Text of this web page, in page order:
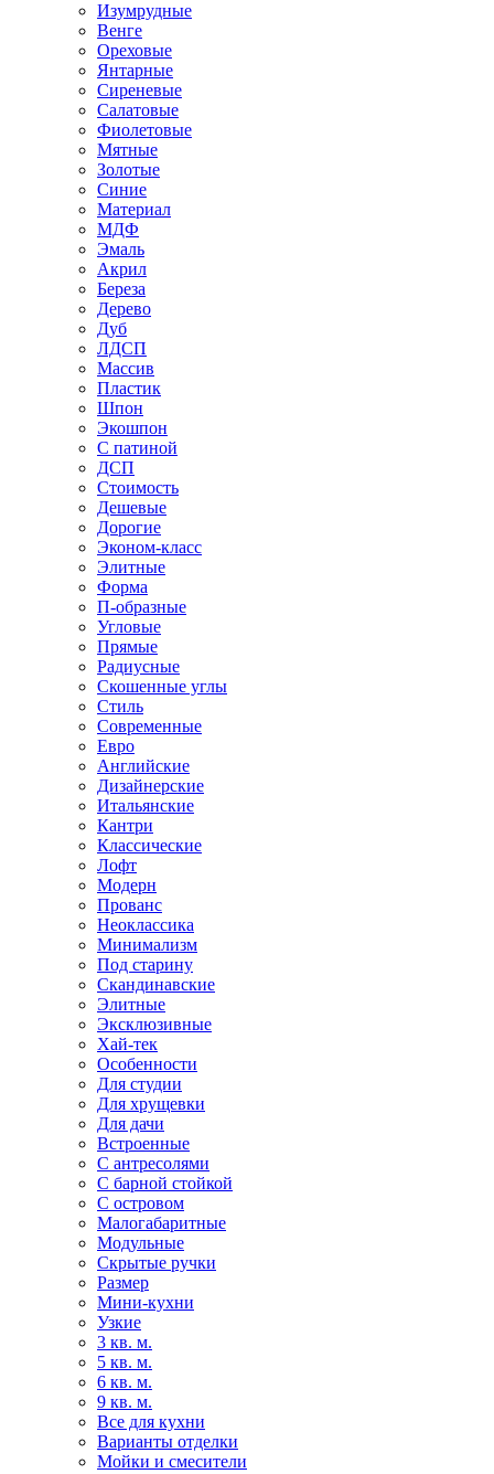
Изумрудные
Венге
Ореховые
Янтарные
Сиреневые
Салатовые
Фиолетовые
Мятные
Золотые
Синие
Материал
МДФ
Эмаль
Акрил
Береза
Дерево
Дуб
ЛДСП
Массив
Пластик
Шпон
Экошпон
С патиной
ДСП
Стоимость
Дешевые
Дорогие
Эконом-класс
Элитные
Форма
П-образные
Угловые
Прямые
Радиусные
Скошенные углы
Стиль
Современные
Евро
Английские
Дизайнерские
Итальянские
Кантри
Классические
Лофт
Модерн
Прованс
Неоклассика
Минимализм
Под старину
Скандинавские
Элитные
Эксклюзивные
Хай-тек
Особенности
Для студии
Для хрущевки
Для дачи
Встроенные
С антресолями
С барной стойкой
С островом
Малогабаритные
Модульные
Скрытые ручки
Размер
Мини-кухни
Узкие
3 кв. м.
5 кв. м.
6 кв. м.
9 кв. м.
Все для кухни
Варианты отделки
Мойки и смесители